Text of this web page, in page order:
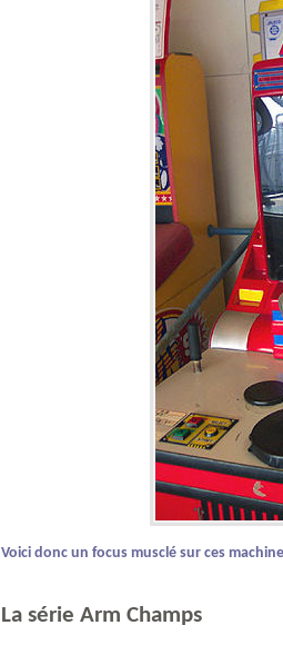
Voici donc un focus musclé sur ces
La série Arm Champs